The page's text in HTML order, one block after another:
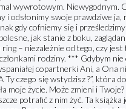
wywrotowym. Niewygodnym.
i odsłonimy swoje prawdziwe
gdy cofniemy się i
jak stanie z boku,
– niezależnie od tego, czy
rodziny. *** Gdybym nie
copartnerki Ani, a Ona
czego się wstydzisz ?”, która
moje życie. Może zmieni i
potrafić z nim żyć. Ta